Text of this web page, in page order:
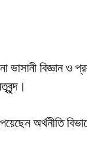
ভাসানী বিজ্ঞান ও
অর্থনীতি